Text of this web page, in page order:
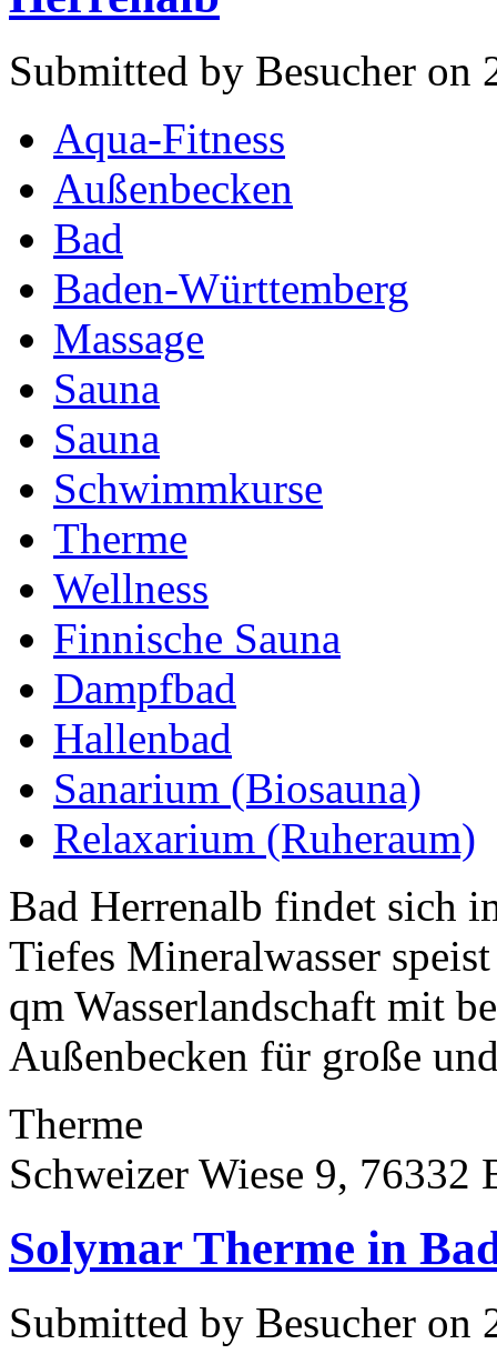
Submitted by Besucher on
Aqua-Fitness
Außenbecken
Bad
Baden-Württemberg
Massage
Sauna
Sauna
Schwimmkurse
Therme
Wellness
Finnische Sauna
Dampfbad
Hallenbad
Sanarium (Biosauna)
Relaxarium (Ruheraum)
Bad Herrenalb findet sich
Tiefes Mineralwasser
qm Wasserlandschaft mit
Außenbecken für große
Therme
Schweizer Wiese 9, 76332
Solymar Therme in
Submitted by Besucher on